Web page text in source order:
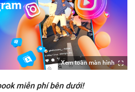
Xem toàn màn hình
miễn phí bên dưới!